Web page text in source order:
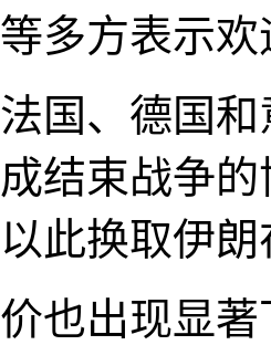
多方表示欢
、德国和
结束战争
此换取伊
出现显著